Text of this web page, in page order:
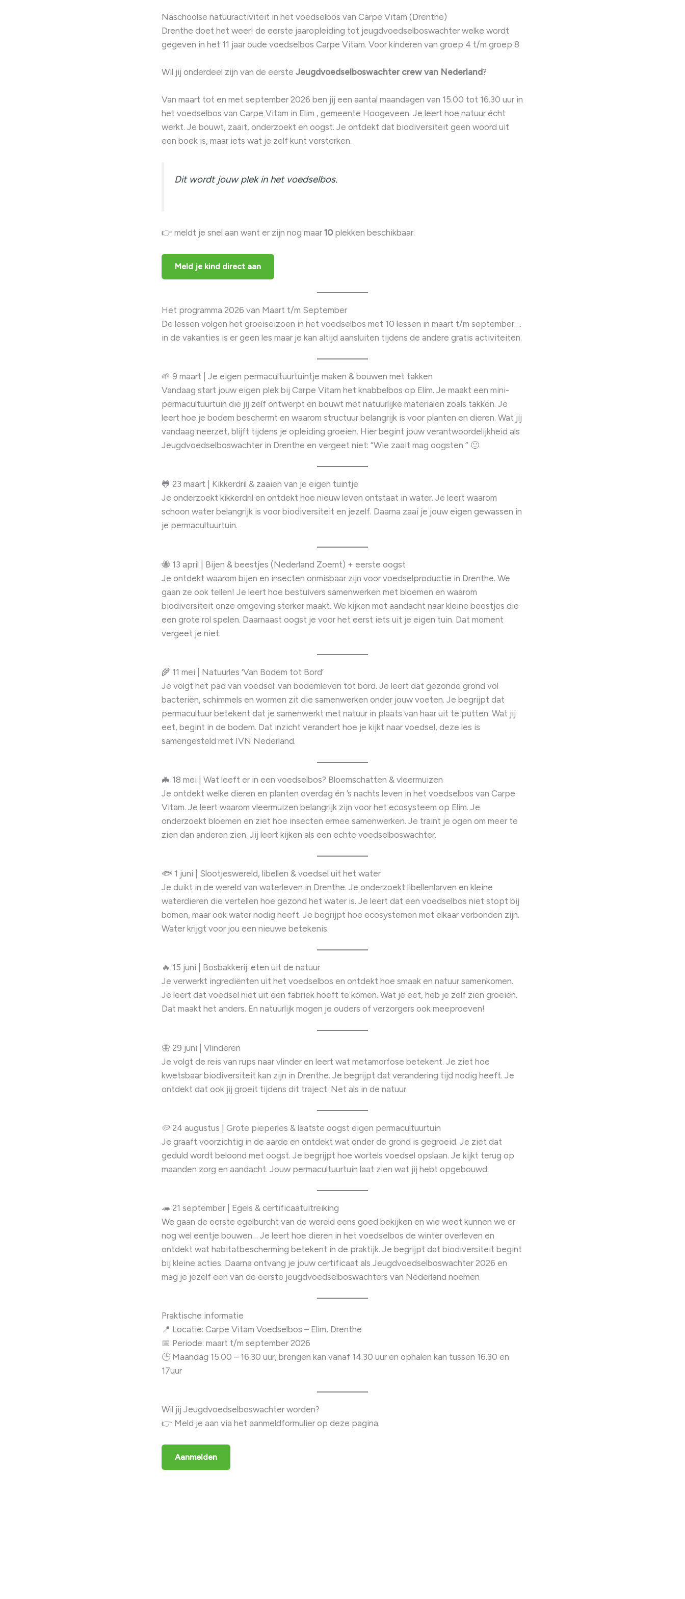
Naschoolse natuuractiviteit in het voedselbos van Carpe Vitam (Drenthe)
Drenthe doet het weer! de eerste jaaropleiding tot jeugdvoedselboswachter welke wordt
gegeven in het 11 jaar oude voedselbos Carpe Vitam. Voor kinderen van groep 4 t/m groep 8
Wil jij onderdeel zijn van de eerste Jeugdvoedselboswachter crew van Nederland?
Van maart tot en met september 2026 ben jij een aantal maandagen van 15.00 tot 16.30 uur in
het voedselbos van Carpe Vitam in Elim , gemeente Hoogeveen. Je leert hoe natuur écht
werkt. Je bouwt, zaait, onderzoekt en oogst. Je ontdekt dat biodiversiteit geen woord uit
een boek is, maar iets wat je zelf kunt versterken.
Dit wordt jouw plek in het voedselbos.
👉 meldt je snel aan want er zijn nog maar 10 plekken beschikbaar.
Meld je kind direct aan
Het programma 2026 van Maart t/m September
De lessen volgen het groeiseizoen in het voedselbos met 10 lessen in maart t/m september….
in de vakanties is er geen les maar je kan altijd aansluiten tijdens de andere gratis activiteiten.
🌱 9 maart | Je eigen permacultuurtuintje maken & bouwen met takken
Vandaag start jouw eigen plek bij Carpe Vitam het knabbelbos op Elim. Je maakt een mini-
permacultuurtuin die jij zelf ontwerpt en bouwt met natuurlijke materialen zoals takken. Je
leert hoe je bodem beschermt en waarom structuur belangrijk is voor planten en dieren. Wat jij
vandaag neerzet, blijft tijdens je opleiding groeien. Hier begint jouw verantwoordelijkheid als
Jeugdvoedselboswachter in Drenthe en vergeet niet: “Wie zaait mag oogsten ” 🙂
🐸 23 maart | Kikkerdril & zaaien van je eigen tuintje
Je onderzoekt kikkerdril en ontdekt hoe nieuw leven ontstaat in water. Je leert waarom
schoon water belangrijk is voor biodiversiteit en jezelf. Daarna zaai je jouw eigen gewassen in
je permacultuurtuin.
🐝 13 april | Bijen & beestjes (Nederland Zoemt) + eerste oogst
Je ontdekt waarom bijen en insecten onmisbaar zijn voor voedselproductie in Drenthe. We
gaan ze ook tellen! Je leert hoe bestuivers samenwerken met bloemen en waarom
biodiversiteit onze omgeving sterker maakt. We kijken met aandacht naar kleine beestjes die
een grote rol spelen. Daarnaast oogst je voor het eerst iets uit je eigen tuin. Dat moment
vergeet je niet.
🌾 11 mei | Natuurles ‘Van Bodem tot Bord’
Je volgt het pad van voedsel: van bodemleven tot bord. Je leert dat gezonde grond vol
bacteriën, schimmels en wormen zit die samenwerken onder jouw voeten. Je begrijpt dat
permacultuur betekent dat je samenwerkt met natuur in plaats van haar uit te putten. Wat jij
eet, begint in de bodem. Dat inzicht verandert hoe je kijkt naar voedsel, deze les is
samengesteld met IVN Nederland.
🦇 18 mei | Wat leeft er in een voedselbos? Bloemschatten & vleermuizen
Je ontdekt welke dieren en planten overdag én ’s nachts leven in het voedselbos van Carpe
Vitam. Je leert waarom vleermuizen belangrijk zijn voor het ecosysteem op Elim. Je
onderzoekt bloemen en ziet hoe insecten ermee samenwerken. Je traint je ogen om meer te
zien dan anderen zien. Jij leert kijken als een echte voedselboswachter.
🐟 1 juni | Slootjeswereld, libellen & voedsel uit het water
Je duikt in de wereld van waterleven in Drenthe. Je onderzoekt libellenlarven en kleine
waterdieren die vertellen hoe gezond het water is. Je leert dat een voedselbos niet stopt bij
bomen, maar ook water nodig heeft. Je begrijpt hoe ecosystemen met elkaar verbonden zijn.
Water krijgt voor jou een nieuwe betekenis.
🔥 15 juni | Bosbakkerij: eten uit de natuur
Je verwerkt ingrediënten uit het voedselbos en ontdekt hoe smaak en natuur samenkomen.
Je leert dat voedsel niet uit een fabriek hoeft te komen. Wat je eet, heb je zelf zien groeien.
Dat maakt het anders. En natuurlijk mogen je ouders of verzorgers ook meeproeven!
🦋 29 juni | Vlinderen
Je volgt de reis van rups naar vlinder en leert wat metamorfose betekent. Je ziet hoe
kwetsbaar biodiversiteit kan zijn in Drenthe. Je begrijpt dat verandering tijd nodig heeft. Je
ontdekt dat ook jij groeit tijdens dit traject. Net als in de natuur.
🥔 24 augustus | Grote pieperles & laatste oogst eigen permacultuurtuin
Je graaft voorzichtig in de aarde en ontdekt wat onder de grond is gegroeid. Je ziet dat
geduld wordt beloond met oogst. Je begrijpt hoe wortels voedsel opslaan. Je kijkt terug op
maanden zorg en aandacht. Jouw permacultuurtuin laat zien wat jij hebt opgebouwd.
🦔 21 september | Egels & certificaatuitreiking
We gaan de eerste egelburcht van de wereld eens goed bekijken en wie weet kunnen we er
nog wel eentje bouwen… Je leert hoe dieren in het voedselbos de winter overleven en
ontdekt wat habitatbescherming betekent in de praktijk. Je begrijpt dat biodiversiteit begint
bij kleine acties. Daarna ontvang je jouw certificaat als Jeugdvoedselboswachter 2026 en
mag je jezelf een van de eerste jeugdvoedselboswachters van Nederland noemen
Praktische informatie
📍 Locatie: Carpe Vitam Voedselbos – Elim, Drenthe
📅 Periode: maart t/m september 2026
🕒 Maandag 15.00 – 16.30 uur, brengen kan vanaf 14.30 uur en ophalen kan tussen 16.30 en
17uur
Wil jij Jeugdvoedselboswachter worden?
👉 Meld je aan via het aanmeldformulier op deze pagina.
Aanmelden